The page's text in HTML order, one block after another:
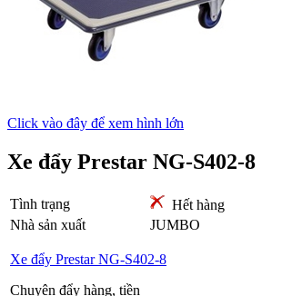
Click vào đây để xem hình lớn
Xe đẩy Prestar NG-S402-8
Tình trạng
Hết hàng
Nhà sản xuất
JUMBO
Xe đẩy Prestar NG-S402-8
Chuyên đẩy hàng, tiền